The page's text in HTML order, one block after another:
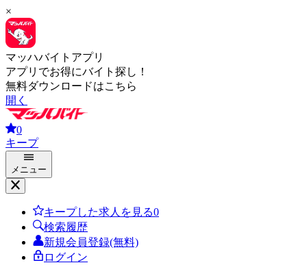
×
マッハバイトアプリ
アプリでお得にバイト探し！
無料ダウンロードはこちら
開く
0
キープ
メニュー
キープした求人を見る0
検索履歴
新規会員登録(無料)
ログイン